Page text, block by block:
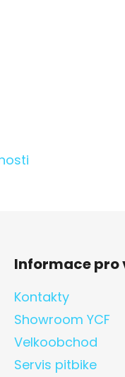
Informace pro
Kontakty
Showroom YCF
Velkoobchod
Servis pitbike